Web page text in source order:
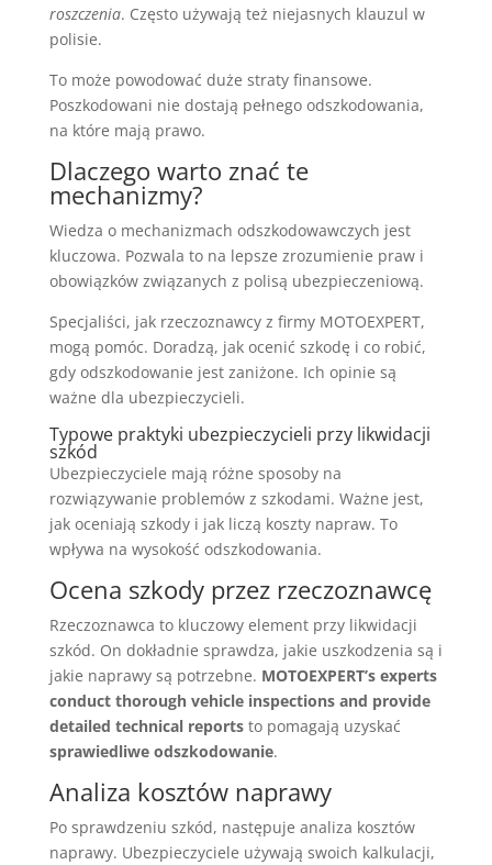
roszczenia. Często używają też niejasnych klauzul w
polisie.
To może powodować duże straty finansowe.
Poszkodowani nie dostają pełnego odszkodowania,
na które mają prawo.
Dlaczego warto znać te
mechanizmy?
Wiedza o mechanizmach odszkodowawczych jest
kluczowa. Pozwala to na lepsze zrozumienie praw i
obowiązków związanych z polisą ubezpieczeniową.
Specjaliści, jak rzeczoznawcy z firmy MOTOEXPERT,
mogą pomóc. Doradzą, jak ocenić szkodę i co robić,
gdy odszkodowanie jest zaniżone. Ich opinie są
ważne dla ubezpieczycieli.
Typowe praktyki ubezpieczycieli przy likwidacji
szkód
Ubezpieczyciele mają różne sposoby na
rozwiązywanie problemów z szkodami. Ważne jest,
jak oceniają szkody i jak liczą koszty napraw. To
wpływa na wysokość odszkodowania.
Ocena szkody przez rzeczoznawcę
Rzeczoznawca to kluczowy element przy likwidacji
szkód. On dokładnie sprawdza, jakie uszkodzenia są i
jakie naprawy są potrzebne. MOTOEXPERT’s experts
conduct thorough vehicle inspections and provide
detailed technical reportsto pomagają uzyskać
sprawiedliwe odszkodowanie.
Analiza kosztów naprawy
Po sprawdzeniu szkód, następuje analiza kosztów
naprawy. Ubezpieczyciele używają swoich kalkulacji,